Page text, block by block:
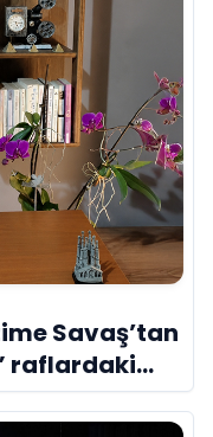
Savaş’tan
raflardaki